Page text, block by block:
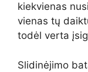
kiekvienas
vienas tų
todėl verta
Slidinėjimo